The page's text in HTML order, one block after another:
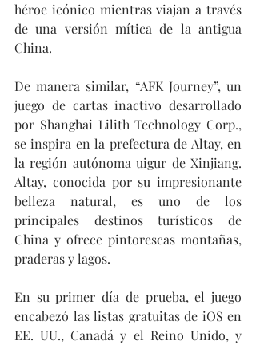
héroe icónico mientras viajan a través
de una versión mítica de la antigua
China.
De manera similar, “AFK Journey”, un
juego de cartas inactivo desarrollado
por Shanghai Lilith Technology Corp.,
se inspira en la prefectura de Altay, en
la región autónoma uigur de Xinjiang.
Altay, conocida por su impresionante
belleza natural, es uno de los
principales destinos turísticos de
China y ofrece pintorescas montañas,
praderas y lagos.
En su primer día de prueba, el juego
encabezó las listas gratuitas de iOS en
EE. UU., Canadá y el Reino Unido, y